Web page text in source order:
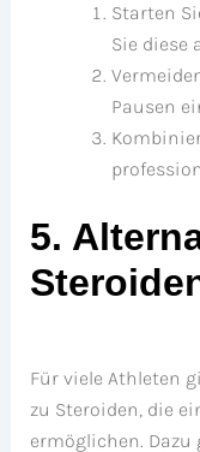
Starten
Sie diese
Pausen
5.
Für viele Athleten
zu Steroiden, die
ermöglichen. Dazu